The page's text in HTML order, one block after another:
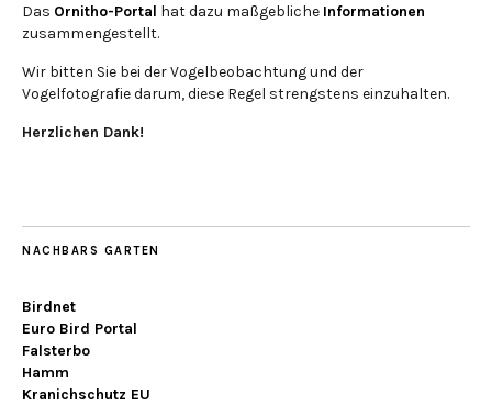
Das Ornitho-Portal hat dazu maßgebliche Informationen
zusammengestellt.
Wir bitten Sie bei der Vogelbeobachtung und der
Vogelfotografie darum, diese Regel strengstens einzuhalten.
Herzlichen Dank!
NACHBARS GARTEN
Birdnet
Euro Bird Portal
Falsterbo
Hamm
Kranichschutz EU